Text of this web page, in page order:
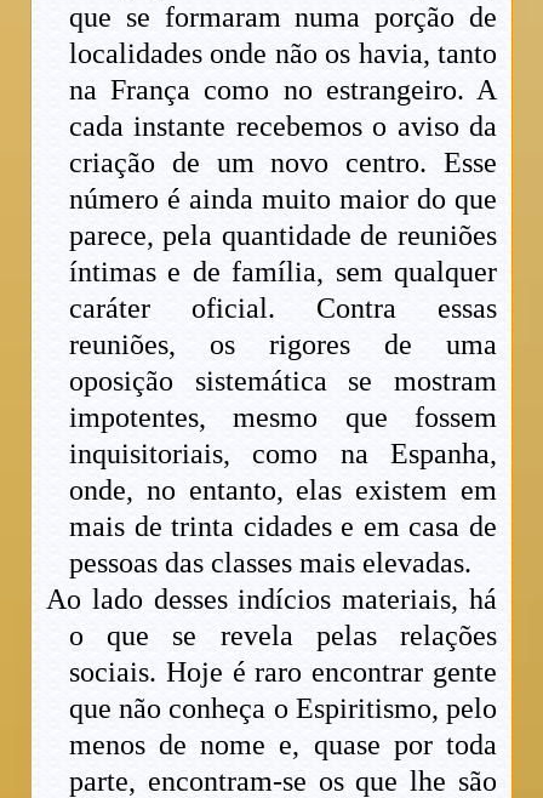
que se formaram numa porção de
localidades onde não os havia, tanto
na França como no estrangeiro. A
cada instante recebemos o aviso da
criação de um novo centro. Esse
número é ainda muito maior do que
parece, pela quantidade de reuniões
íntimas e de família, sem qualquer
caráter oficial. Contra essas
reuniões, os rigores de uma
oposição sistemática se mostram
impotentes, mesmo que fossem
inquisitoriais, como na Espanha,
onde, no entanto, elas existem em
mais de trinta cidades e em casa de
pessoas das classes mais elevadas.
Ao lado desses indícios materiais, há
o que se revela pelas relações
sociais. Hoje é raro encontrar gente
que não conheça o Espiritismo, pelo
menos de nome e, quase por toda
parte, encontram-se os que lhe são